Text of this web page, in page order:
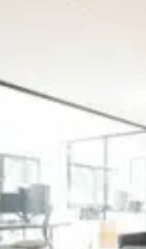
ainsi un
exclusif cie de 90
coeur d'un
centre-ville et des
un sanitaire privatif,
vitrage et d'un
de bus à